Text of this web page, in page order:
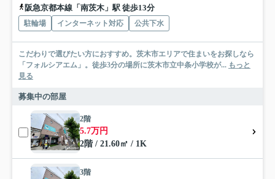
阪急京都本線「南茨木」駅 徒歩13分
駐輪場 インターネット対応 公共下水
こだわりで選びたい方におすすめ。茨木市エリアで住まいをお探しなら
「フォルシアエム」。徒歩3分の場所に茨木市立中条小学校が... もっと
見る
募集中の部屋
2階
5.7万円
2階 / 21.60㎡ / 1K
3階